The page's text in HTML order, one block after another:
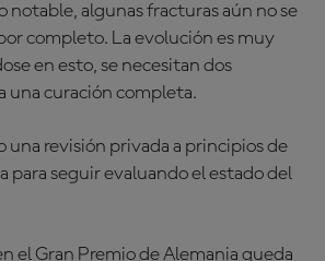
notable, algunas fracturas aún no se
completo. La evolución es muy
en esto, se necesitan dos
una curación completa.
una revisión privada a principios de
para seguir evaluando el estado del
el Gran Premio de Alemania queda